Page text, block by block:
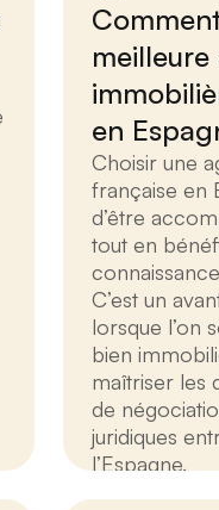
en
Choisir une
française en
d’être
tout en
C’est un
lorsque l’on
bien
maîtriser les
de
juridiques
l’Espagne.